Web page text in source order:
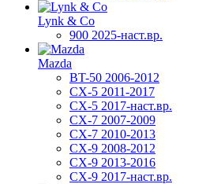
Lynk & Co
900 2025-наст.вр.
Mazda
BT-50 2006-2012
CX-5 2011-2017
CX-5 2017-наст.вр.
CX-7 2007-2009
CX-7 2010-2013
CX-9 2008-2012
CX-9 2013-2016
CX-9 2017-наст.вр.